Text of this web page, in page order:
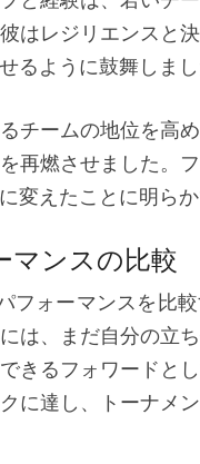
はレジリエンスと
るように鼓舞しまし
チームの地位を高
再燃させました。フ
変えたことに明らか
マンスの比較
フォーマンスを比
は、まだ自分の立
きるフォワードと
に達し、トーナメ